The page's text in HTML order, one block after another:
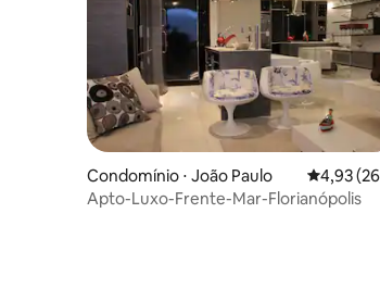
Condomínio ⋅ João Paulo 4,93 de
4,93
Apto-Luxo-Frente-Mar-Florianópolis